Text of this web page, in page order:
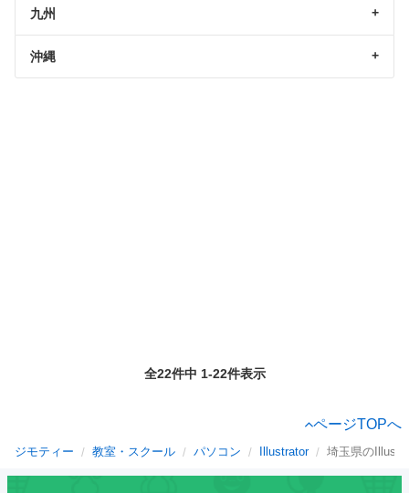
九州
沖縄
全22件中 1-22件表示
ページTOPへ
ジモティー 教室・スクール パソコン Illustrator 埼玉県の